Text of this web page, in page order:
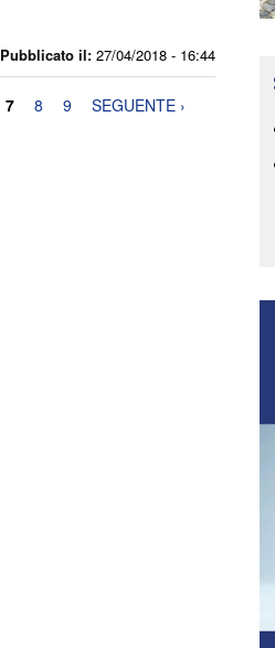
Pubblicato il: 27/04/2018 - 16:44
7 8 9
SEGUENTE ›